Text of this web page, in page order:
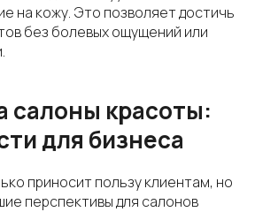
на кожу. Это позволяет достичь
без болевых ощущений или
салоны красоты:
для бизнеса
приносит пользу клиентам, но
перспективы для салонов